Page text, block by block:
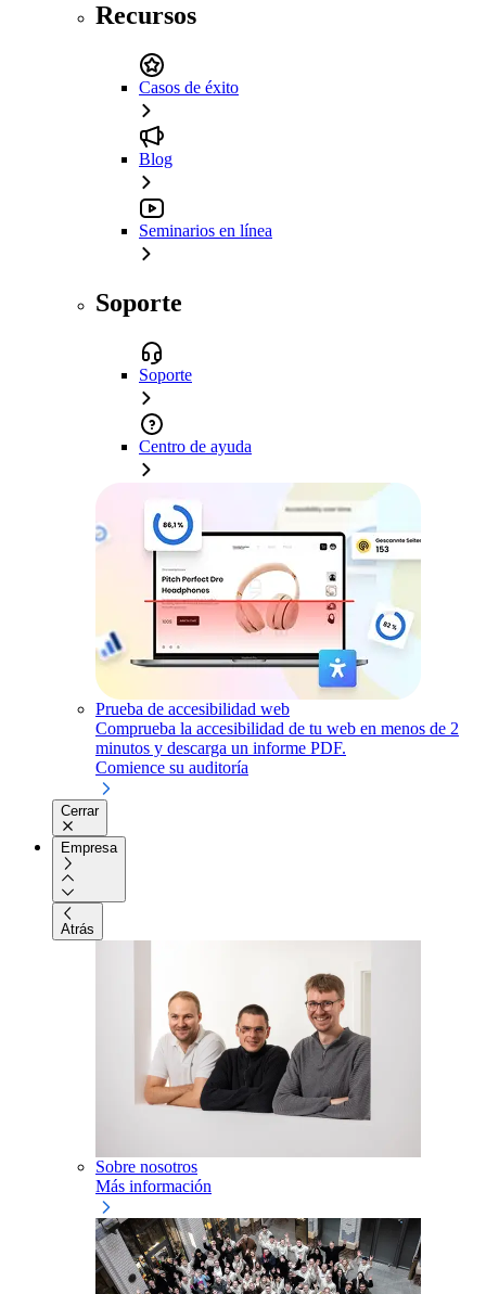
Recursos
Casos de éxito
Blog
Seminarios en línea
Soporte
Soporte
Centro de ayuda
Prueba de accesibilidad web
Comprueba la accesibilidad de tu web en menos de 2
minutos y descarga un informe PDF.
Comience su auditoría
Cerrar
Empresa
Atrás
Sobre nosotros
Más información